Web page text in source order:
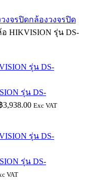
งจรปิดกล้องวงจรปิด
HIKVISION รุ่น DS-
รุ่น DS-
3,938.00 Exc VAT
รุ่น DS-
VAT